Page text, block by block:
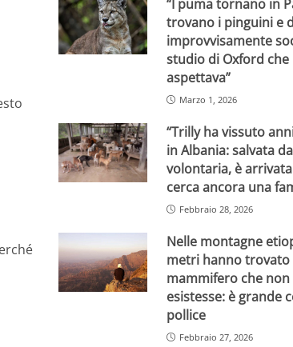
“I puma tornano in
trovano i pinguini e
improvvisamente
studio di Oxford che
aspettava”
Marzo 1, 2026
“Trilly ha vissuto
in Albania: salvata
volontaria, è
cerca ancora una
Febbraio 28, 2026
Nelle montagne
metri hanno trovato
mammifero che non
esistesse: è grande
pollice
Febbraio 27, 2026